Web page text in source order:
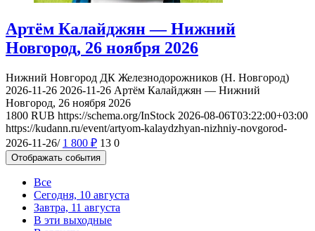
Артём Калайджян — Нижний
Новгород, 26 ноября 2026
Нижний Новгород ДК Железнодорожников (Н. Новгород)
2026-11-26 2026-11-26 Артём Калайджян — Нижний
Новгород, 26 ноября 2026
1800 RUB https://schema.org/InStock 2026-08-06T03:22:00+03:00
https://kudann.ru/event/artyom-kalaydzhyan-nizhniy-novgorod-
2026-11-26/ 1 800 ₽ 13 0
Отображать события
Все
Сегодня, 10 августа
Завтра, 11 августа
В эти выходные